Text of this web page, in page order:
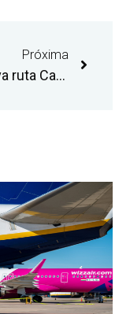
Próxima
La nueva ruta Castellón-Madrid entra en servicio el próximo 31 de octubre